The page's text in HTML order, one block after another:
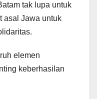
tak lupa untuk
asal Jawa untuk
elemen
keberhasilan